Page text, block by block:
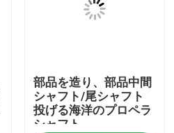
部品を造り、部品中間
シャフト/尾シャフト
投げる海洋のプロペラ
シャフト